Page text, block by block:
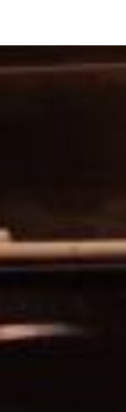
pour
de rendez-
pour
hôpital :